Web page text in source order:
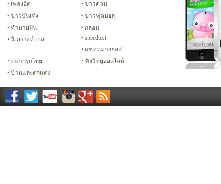
เพลงฮิต
ข่าวด่วน
ข่าวบันเทิง
ข่าวฟุตบอล
ทํานายฝัน
กลอน
วิเคราะห์บอล
speedtest
แชทหมากฮอส
หมากรุกไทย
ฟังวิทยุออนไลน์
บ้านและตกแต่ง